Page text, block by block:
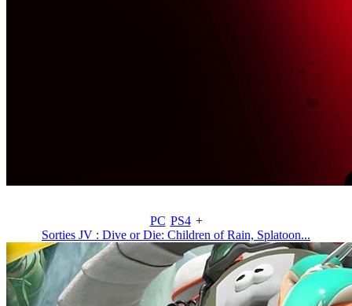
PC PS4 +
Sorties JV : Dive or Die: Children of Rain, Splatoon...